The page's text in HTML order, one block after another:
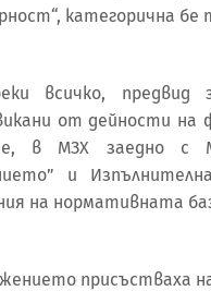
категорична бе
всичко,
от дейности на
в МЗХ заедно с
и
на нормативната
присъстваха